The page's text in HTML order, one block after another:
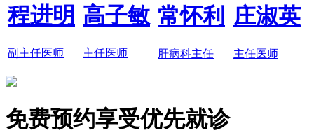
程进明
副主任医师
高子敏
主任医师
常怀利
肝病科主任
庄淑英
主任医师
免费预约享受优先就诊